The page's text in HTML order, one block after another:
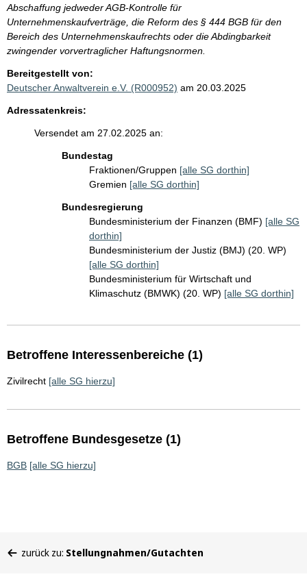
Abschaffung jedweder AGB-Kontrolle für
Unternehmenskaufverträge, die Reform des § 444 BGB für den
Bereich des Unternehmenskaufrechts oder die Abdingbarkeit
zwingender vorvertraglicher Haftungsnormen.
Bereitgestellt von:
Deutscher Anwaltverein e.V. (R000952) am 20.03.2025
Adressatenkreis:
Versendet am 27.02.2025 an:
Bundestag
Fraktionen/Gruppen [alle SG dorthin]
Gremien [alle SG dorthin]
Bundesregierung
Bundesministerium der Finanzen (BMF) [alle SG
dorthin]
Bundesministerium der Justiz (BMJ) (20. WP)
[alle SG dorthin]
Bundesministerium für Wirtschaft und
Klimaschutz (BMWK) (20. WP) [alle SG dorthin]
Betroffene Interessenbereiche (1)
Zivilrecht [alle SG hierzu]
Betroffene Bundesgesetze (1)
BGB [alle SG hierzu]
befinden
zurück zu: Stellungnahmen/Gutachten